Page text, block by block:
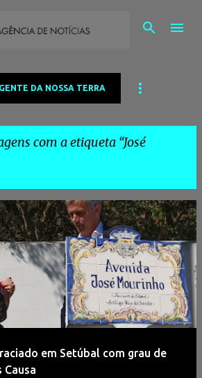
GENTE DA NOSSA TERRA
com a etiqueta José
em Setúbal com grau de